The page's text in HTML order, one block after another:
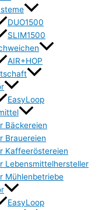
DUO1500
SLIM1500
AIR+HOP
EasyLoop
Bäckereien
Brauereien
Kaffeeröstereien
Lebensmittelhersteller
Mühlenbetriebe
EasyLoop